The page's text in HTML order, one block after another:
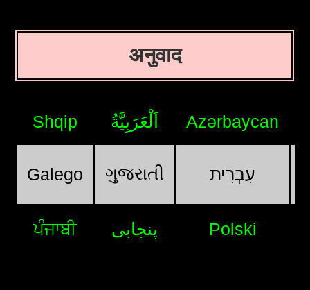
अनुवाद
Shqip اَلْعَرَبِيَّةُ Azərbaycan
Galego ગુજરાતી עִבְרִית
ਪੰਜਾਬੀ پنجابی Polski